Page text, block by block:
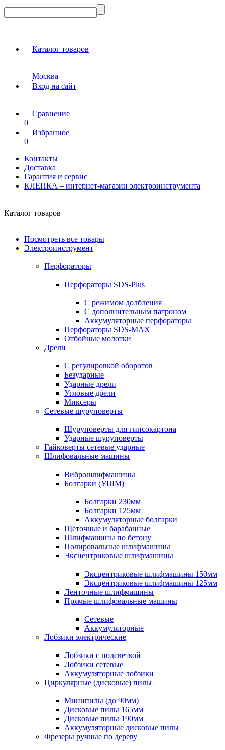
Каталог товаров
Москва
Вход на сайт
Сравнение
0
Избранное
0
Контакты
Доставка
Гарантия и сервис
КЛЕПКА – интернет-магазин электроинструмента
Каталог товаров
Посмотреть все товары
Электроинструмент
Перфораторы
Перфораторы SDS-Plus
С режимом долбления
С дополнительным патроном
Аккумуляторные перфораторы
Перфораторы SDS-MAX
Отбойные молотки
Дрели
С регулировкой оборотов
Безударные
Ударные дрели
Угловые дрели
Миксеры
Сетевые шуруповерты
Шуруповерты для гипсокартона
Ударные шуруповерты
Гайковерты сетевые ударные
Шлифовальные машины
Виброшлифмашины
Болгарки (УШМ)
Болгарки 230мм
Болгарки 125мм
Аккумуляторные болгарки
Щеточные и барабанные
Шлифмашины по бетону
Полировальные шлифмашины
Эксцентриковые шлифмашины
Эксцентриковые шлифмашины 150мм
Эксцентриковые шлифмашины 125мм
Ленточные шлифмашины
Прямые шлифовальные машины
Сетевые
Аккумуляторные
Лобзики электрические
Лобзики с подсветкой
Лобзики сетевые
Аккумуляторные лобзики
Циркулярные (дисковые) пилы
Минипилы (до 90мм)
Дисковые пилы 165мм
Дисковые пилы 190мм
Аккумуляторные дисковые пилы
Фрезеры ручные по дереву